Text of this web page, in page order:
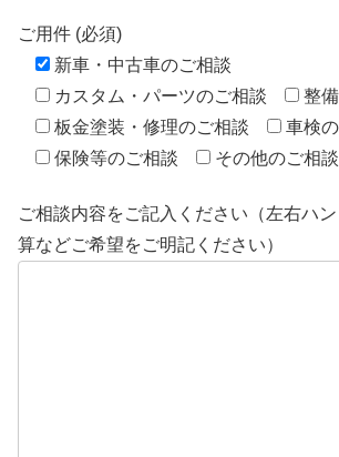
ご用件 (必須)
新車・中古車のご相談
カスタム・パーツのご相談
整
板金塗装・修理のご相談
車検
保険等のご相談
その他のご相談
ご相談内容をご記入ください（左右ハ
算などご希望をご明記ください）